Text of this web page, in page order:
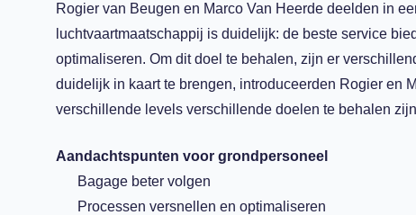
Rogier van Beugen en Marco Van Heerde deelden in
luchtvaartmaatschappij is duidelijk: de beste service
optimaliseren. Om dit doel te behalen, zijn er
duidelijk in kaart te brengen, introduceerden Rogier en
verschillende levels verschillende doelen te behalen
Aandachtspunten voor grondpersoneel
Bagage beter volgen
Processen versnellen en optimaliseren